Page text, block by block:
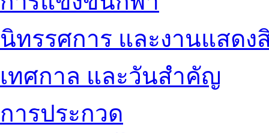
นิทรรศการ และงานแสดง
เทศกาล และวันสำคัญ
การประกวด